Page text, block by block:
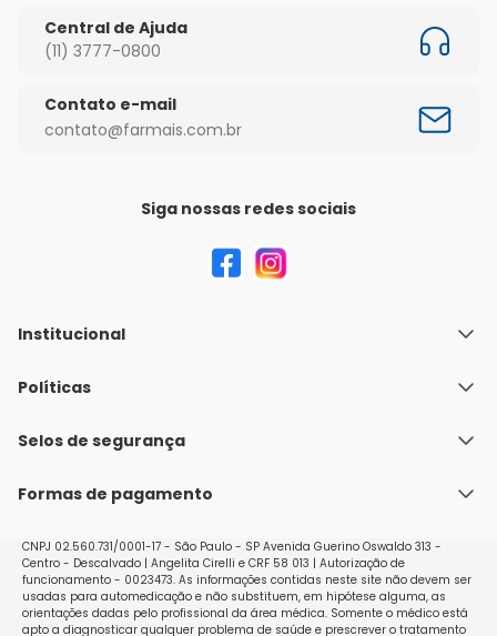
Central de Ajuda
(11) 3777-0800
Contato e-mail
contato@farmais.com.br
Siga nossas redes sociais
Institucional
Quem Somos
Nossas lojas
Políticas
Política de Envio
Políticas de Trocas e Devoluções
Selos de segurança
Formas de pagamento
CNPJ 02.560.731/0001-17 - São Paulo - SP Avenida Guerino Oswaldo 313 -
Centro - Descalvado | Angelita Cirelli e CRF 58 013 | Autorização de
funcionamento - 0023473. As informações contidas neste site não devem ser
usadas para automedicação e não substituem, em hipótese alguma, as
orientações dadas pelo profissional da área médica. Somente o médico está
apto a diagnosticar qualquer problema de saúde e prescrever o tratamento